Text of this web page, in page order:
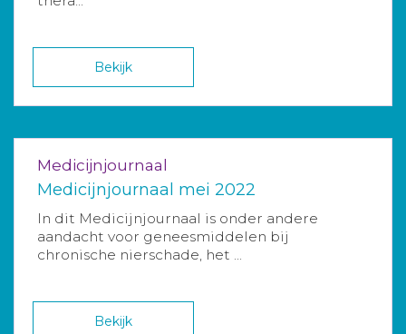
Bekijk
Medicijnjournaal
Medicijnjournaal mei 2022
In dit Medicijnjournaal is onder andere
aandacht voor geneesmiddelen bij
chronische nierschade, het ...
Bekijk